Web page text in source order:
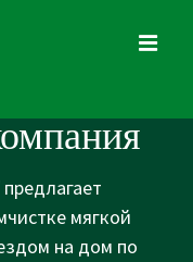
предлагает
мягкой
на дом по